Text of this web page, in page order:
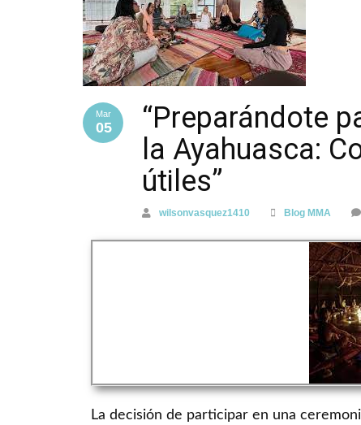
Mar
05
“Preparándote
la Ayahuasca:
útiles”
wilsonvasquez1410 Blog MMA
La decisión de participar en una